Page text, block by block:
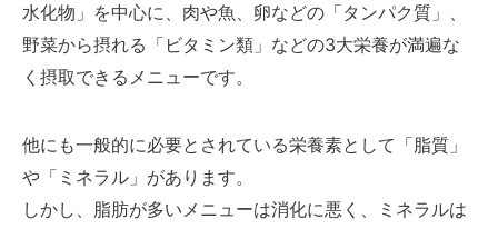
水化物」を中心に、肉や魚、卵などの「タンパク質」、
野菜から摂れる「ビタミン類」などの3大栄養が満遍な
く摂取できるメニューです。
他にも一般的に必要とされている栄養素として「脂質」
や「ミネラル」があります。
しかし、脂肪が多いメニューは消化に悪く、ミネラルは